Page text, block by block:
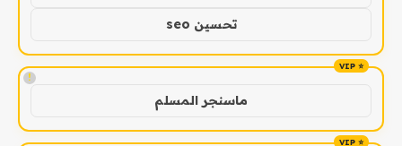
تحسين seo
!
ماسنجر المسلم